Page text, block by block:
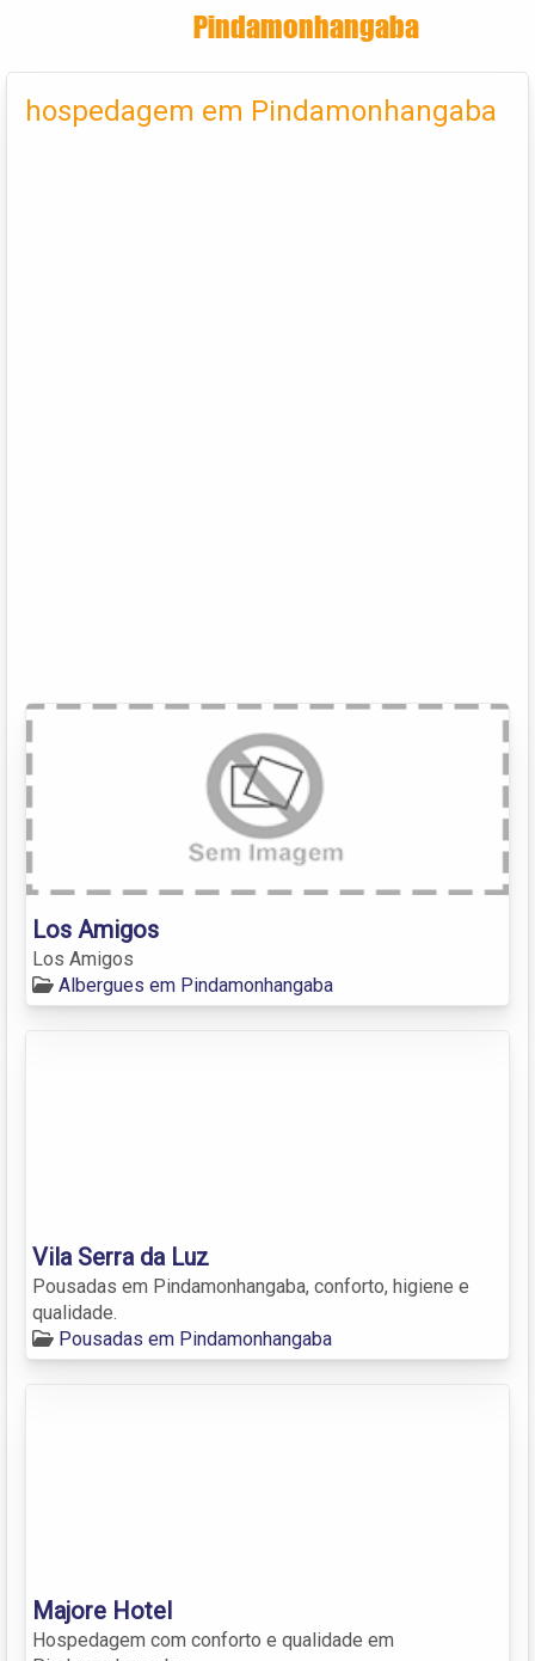
Pindamonhangaba
Cadastrar empresa
Criar conta
hospedagem em Pindamonhangaba
Los Amigos
Los Amigos
Albergues em Pindamonhangaba
Vila Serra da Luz
Pousadas em Pindamonhangaba, conforto, higiene e
qualidade.
Pousadas em Pindamonhangaba
Majore Hotel
Hospedagem com conforto e qualidade em